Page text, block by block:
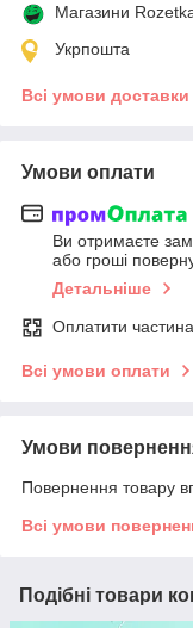
Магазини
Укрпошта
Всі умови доставки
Умови оплати
Ви отримаєте
або гроші
Детальніше
Оплатити
Всі умови оплати
Умови
Повернення товару
Всі умови
Подібні товари